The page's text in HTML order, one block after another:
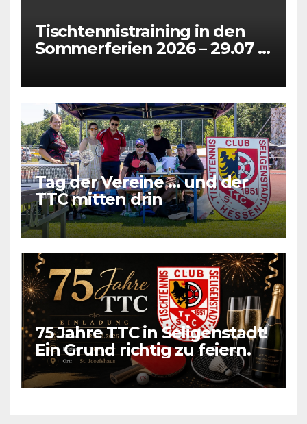
Tischtennistraining in den
Sommerferien 2026 – 29.07 +
Tag der Vereine … und der
TTC mitten drin
75 Jahre TTC in Seligenstadt!
Ein Grund richtig zu feiern.